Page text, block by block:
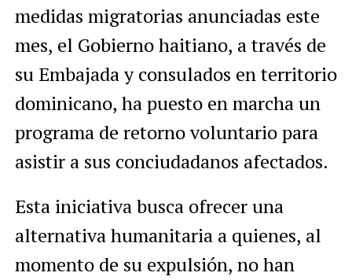
medidas migratorias anunciadas este
mes, el Gobierno haitiano, a través de
su Embajada y consulados en territorio
dominicano, ha puesto en marcha un
programa de retorno voluntario para
asistir a sus conciudadanos afectados.
Esta iniciativa busca ofrecer una
alternativa humanitaria a quienes, al
momento de su expulsión, no han